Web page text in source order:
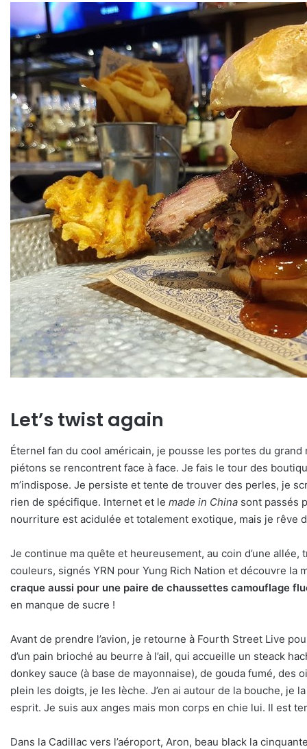
Let’s twist again
Éternel fan du cool américain, je pousse les portes du
piétons se rencontrent face à face. Je fais le tour des
m’indispose. Je persiste et tente de trouver des perles, je
rien de spécifique. Internet et le made in China sont passés
nourriture est acidulée et totalement exotique, mais je rêve
Je continue ma quête et heureusement, au coin d’une
couleurs, signés YRN pour Yung Rich Nation et découvre la
craque aussi pour une paire de chaussettes camouflage
en manque de sucre !
Avant de prendre l’avion, je retourne à Fourth Street Live
d’un pain brioché au beurre à l’ail, qui accueille un steack
donkey sauce (à base de mayonnaise), de gouda fumé, des
plein les doigts, je les lèche. J’en ai autour de la bouche,
esprit. Je suis aux anges mais mon corps en chie lui. Il est
Dans la Cadillac vers l’aéroport, Aron, beau black la